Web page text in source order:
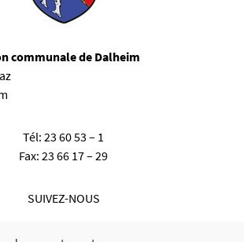
communale de Dalheim
Tél:23 60 53 – 1
Fax:23 66 17 – 29
SUIVEZ-NOUS